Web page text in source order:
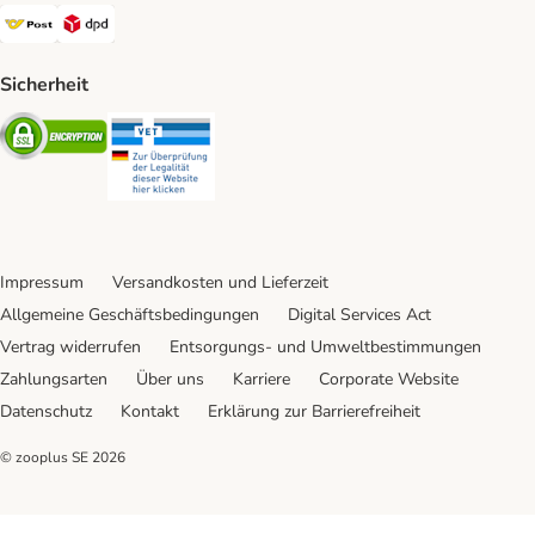
Österreichische Post Shipping Method
Sicherheit
Security
Impressum
Versandkosten und Lieferzeit
Allgemeine Geschäftsbedingungen
Digital Services Act
Vertrag widerrufen
Entsorgungs- und Umweltbestimmungen
Zahlungsarten
Über uns Karriere
Corporate Website
Datenschutz
Kontakt Erklärung zur Barrierefreiheit
© zooplus SE 2026